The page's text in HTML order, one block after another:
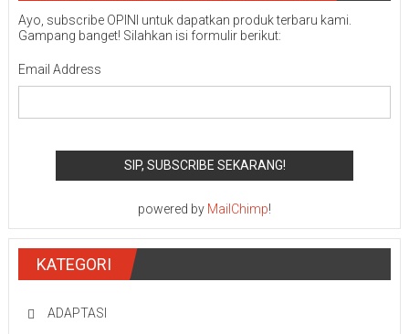
Ayo, subscribe OPINI untuk dapatkan produk terbaru kami.
Gampang banget! Silahkan isi formulir berikut:
Email Address
powered by MailChimp!
KATEGORI
ADAPTASI